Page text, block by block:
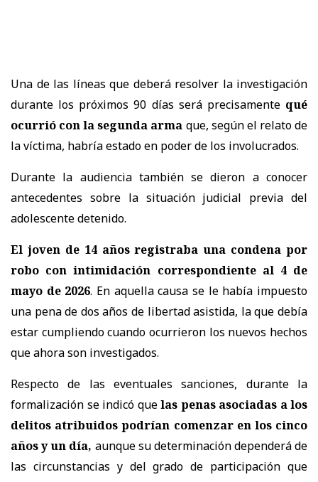
Una de las líneas que deberá resolver la investigación
durante los próximos 90 días será precisamentequé
ocurrió con la segunda arma que, según el relato de
la víctima, habría estado en poder de los involucrados.
Durante la audiencia también se dieron a conocer
antecedentes sobre la situación judicial previa del
adolescente detenido.
El joven de 14 años registraba una condena por
robo con intimidación correspondiente al 4 de
mayo de 2026. En aquella causa se le había impuesto
una pena de dos años de libertad asistida, la que debía
estar cumpliendo cuando ocurrieron los nuevos hechos
que ahora son investigados.
Respecto de las eventuales sanciones, durante la
formalización se indicó quelas penas asociadas a los
delitos atribuidos podrían comenzar en los cinco
años y un día, aunque su determinación dependerá de
las circunstancias y del grado de participación que